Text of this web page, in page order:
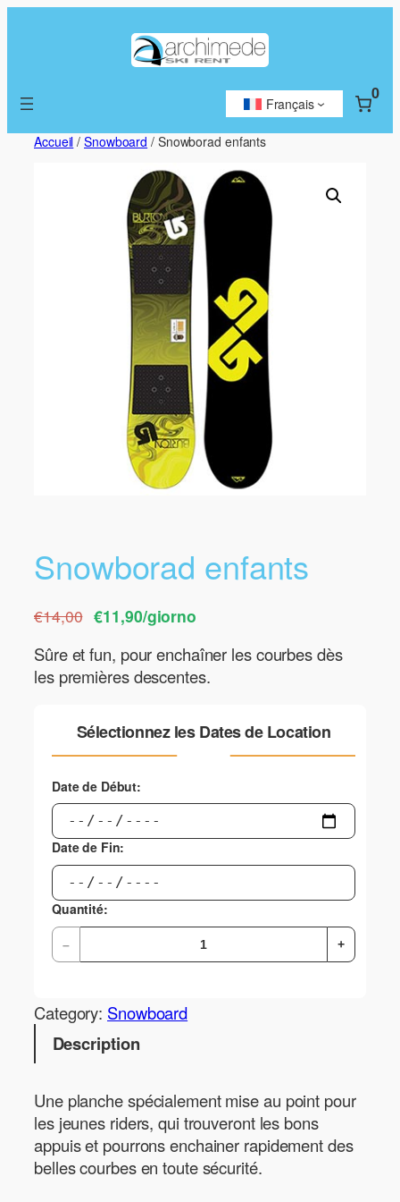
Français
0
Accueil /Snowboard / Snowborad enfants
Snowborad enfants
€14,00 €11,90/giorno
Sûre et fun, pour enchaîner les courbes dès
les premières descentes.
Sélectionnez les Dates de Location
Date de Début:
Date de Fin:
Quantité:
– +
Category: Snowboard
Description
Une planche spécialement mise au point pour
les jeunes riders, qui trouveront les bons
appuis et pourrons enchainer rapidement des
belles courbes en toute sécurité.